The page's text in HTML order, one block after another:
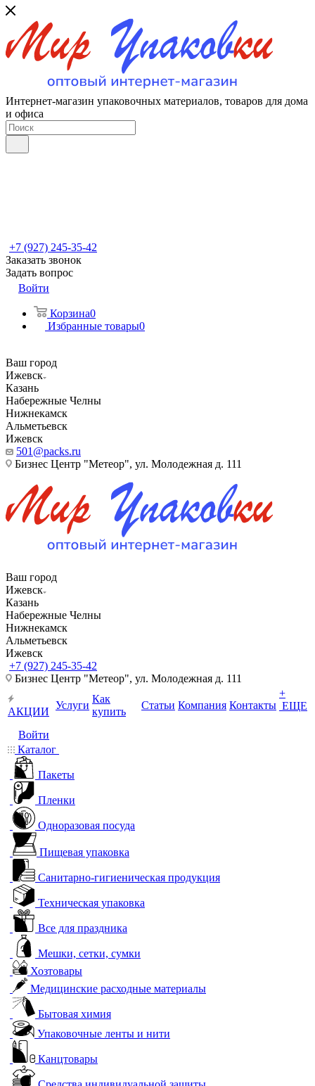
Интернет-магазин упаковочных материалов, товаров для дома
и офиса
+7 (927) 245-35-42
Заказать звонок
Задать вопрос
Войти
Корзина0
Избранные товары0
Ваш город
Ижевск
Казань
Набережные Челны
Нижнекамск
Альметьевск
Ижевск
501@packs.ru
Бизнес Центр "Метеор", ул. Молодежная д. 111
Ваш город
Ижевск
Казань
Набережные Челны
Нижнекамск
Альметьевск
Ижевск
+7 (927) 245-35-42
Бизнес Центр "Метеор", ул. Молодежная д. 111
АКЦИИ
Услуги
Как
купить
Статьи Компания Контакты
+
ЕЩЕ
Войти
Каталог
Пакеты
Пленки
Одноразовая посуда
Пищевая упаковка
Санитарно-гигиеническая продукция
Техническая упаковка
Все для праздника
Мешки, сетки, сумки
Хозтовары
Медицинские расходные материалы
Бытовая химия
Упаковочные ленты и нити
Канцтовары